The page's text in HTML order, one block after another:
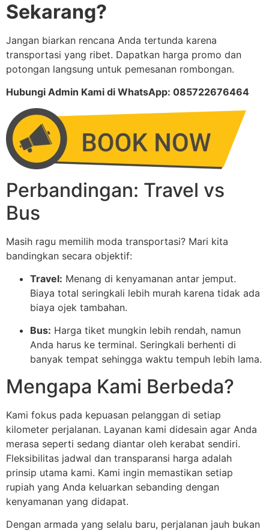
Sekarang?
Jangan biarkan rencana Anda tertunda karena
transportasi yang ribet. Dapatkan harga promo dan
potongan langsung untuk pemesanan rombongan.
Hubungi Admin Kami di WhatsApp: 085722676464
Perbandingan: Travel vs
Bus
Masih ragu memilih moda transportasi? Mari kita
bandingkan secara objektif:
Travel: Menang di kenyamanan antar jemput.
Biaya total seringkali lebih murah karena tidak ada
biaya ojek tambahan.
Bus: Harga tiket mungkin lebih rendah, namun
Anda harus ke terminal. Seringkali berhenti di
banyak tempat sehingga waktu tempuh lebih lama.
Mengapa Kami Berbeda?
Kami fokus pada kepuasan pelanggan di setiap
kilometer perjalanan. Layanan kami didesain agar Anda
merasa seperti sedang diantar oleh kerabat sendiri.
Fleksibilitas jadwal dan transparansi harga adalah
prinsip utama kami. Kami ingin memastikan setiap
rupiah yang Anda keluarkan sebanding dengan
kenyamanan yang didapat.
Dengan armada yang selalu baru, perjalanan jauh bukan